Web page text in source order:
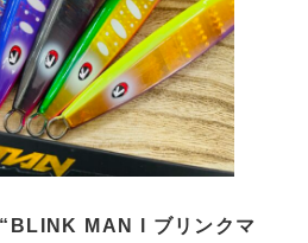
MAN l ブリンクマ